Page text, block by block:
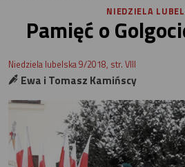
NIEDZIELA
Pamięć o
Niedziela lubelska 9/2018, str. VIII
Ewa i Tomasz Kamińscy